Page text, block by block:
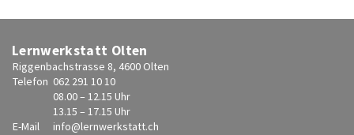
Lernwerkstatt Olten
Riggenbachstrasse 8, 4600 Olten
Telefon 062 291 10 10
08.00 – 12.15 Uhr
13.15 – 17.15 Uhr
E-Mail
info@lernwerkstatt.ch